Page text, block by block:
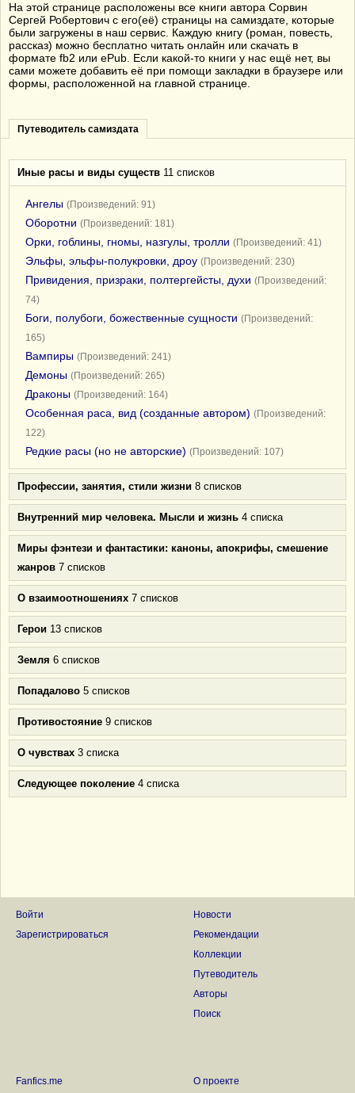
На этой странице расположены все книги автора Сорвин
Сергей Робертович с его(её) страницы на самиздате, которые
были загружены в наш сервис. Каждую книгу (роман, повесть,
рассказ) можно бесплатно читать онлайн или скачать в
формате fb2 или ePub. Если какой-то книги у нас ещё нет, вы
сами можете добавить её при помощи закладки в браузере или
формы, расположенной на главной странице.
Путеводитель самиздата
Иные расы и виды существ 11 списков
Ангелы (Произведений: 91)
Оборотни (Произведений: 181)
Орки, гоблины, гномы, назгулы, тролли (Произведений: 41)
Эльфы, эльфы-полукровки, дроу (Произведений: 230)
Привидения, призраки, полтергейсты, духи (Произведений:
74)
Боги, полубоги, божественные сущности (Произведений:
165)
Вампиры (Произведений: 241)
Демоны (Произведений: 265)
Драконы (Произведений: 164)
Особенная раса, вид (созданные автором) (Произведений:
122)
Редкие расы (но не авторские) (Произведений: 107)
Профессии, занятия, стили жизни 8 списков
Внутренний мир человека. Мысли и жизнь 4 списка
Миры фэнтези и фантастики: каноны, апокрифы, смешение
жанров 7 списков
О взаимоотношениях 7 списков
Герои 13 списков
Земля 6 списков
Попадалово 5 списков
Противостояние 9 списков
О чувствах 3 списка
Следующее поколение 4 списка
Войти
Зарегистрироваться
Новости
Рекомендации
Коллекции
Путеводитель
Авторы
Поиск
Fanfics.me О проекте